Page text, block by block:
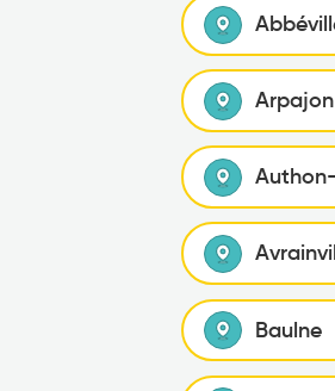
Arpajon
Baulne